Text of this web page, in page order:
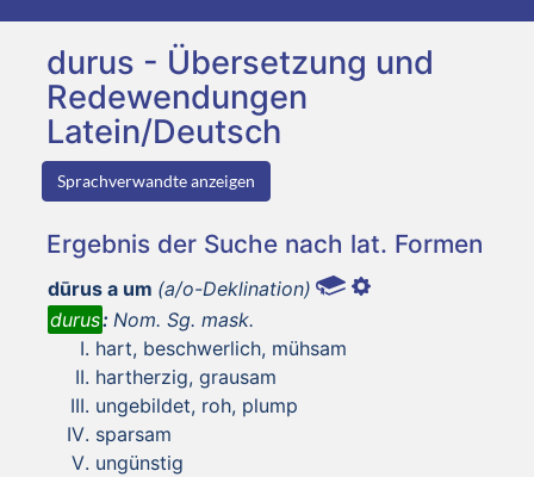
durus - Übersetzung und
Redewendungen
Latein/Deutsch
Sprachverwandte anzeigen
Ergebnis der Suche nach lat. Formen
dūrus a um (a/o-Deklination)
durus: Nom. Sg. mask.
hart, beschwerlich, mühsam
hartherzig, grausam
ungebildet, roh, plump
sparsam
ungünstig